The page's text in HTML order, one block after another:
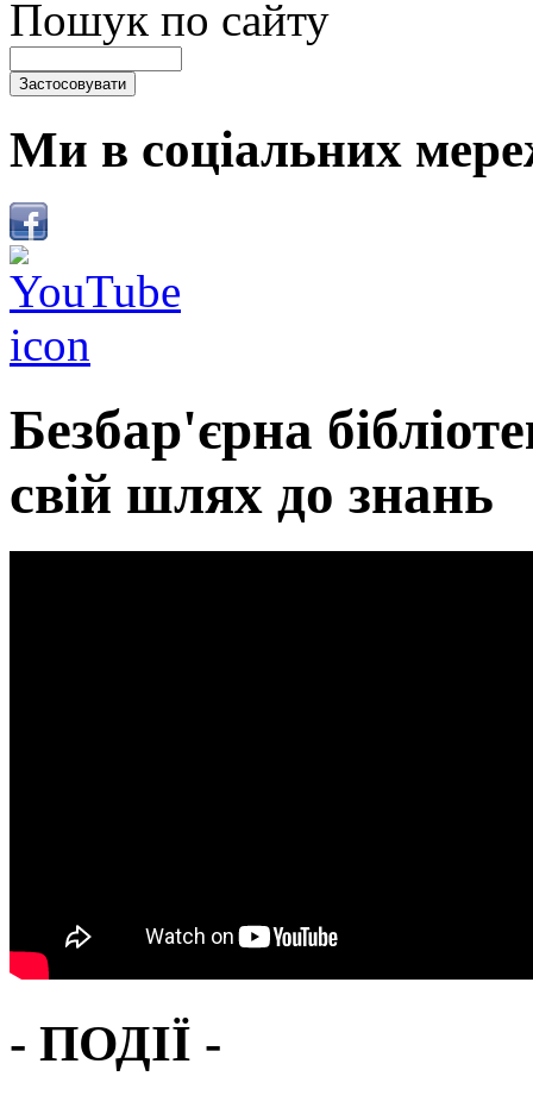
Пошук по сайту
Ми в соціальних
Безбар'єрна
свій шлях до знань
- ПОДІЇ -